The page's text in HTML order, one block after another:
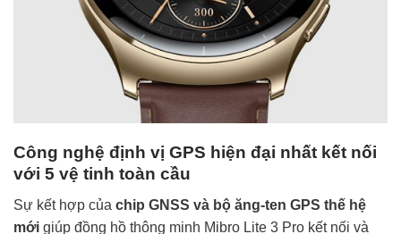
Công nghệ định vị GPS hiện đại nhất kết nối
với 5 vệ tinh toàn cầu
Sự kết hợp của chip GNSS và bộ ăng-ten GPS thế hệ
mới giúp đồng hồ thông minh Mibro Lite 3 Pro kết nối và